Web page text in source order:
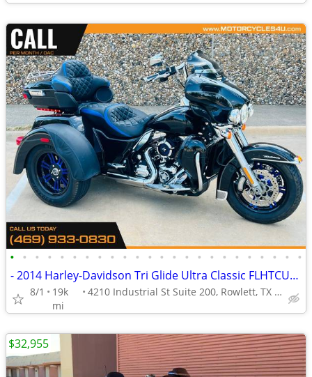
• • • • • • • • • • • • • • • • • • • • • • • •
- 2014 Harley-Davidson Tri Glide Ultra Classic FLHTCUTG
8/1
19k
mi
4210 Industrial St Suite 200, Rowlett, TX 75088
$32,955